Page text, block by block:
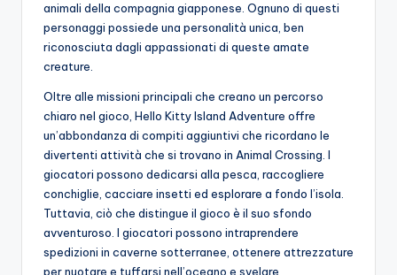
animali della compagnia giapponese. Ognuno di questi
personaggi possiede una personalità unica, ben
riconosciuta dagli appassionati di queste amate
creature.
Oltre alle missioni principali che creano un percorso
chiaro nel gioco, Hello Kitty Island Adventure offre
un’abbondanza di compiti aggiuntivi che ricordano le
divertenti attività che si trovano in Animal Crossing. I
giocatori possono dedicarsi alla pesca, raccogliere
conchiglie, cacciare insetti ed esplorare a fondo l’isola.
Tuttavia, ciò che distingue il gioco è il suo sfondo
avventuroso. I giocatori possono intraprendere
spedizioni in caverne sotterranee, ottenere attrezzature
per nuotare e tuffarsi nell’oceano e svelare